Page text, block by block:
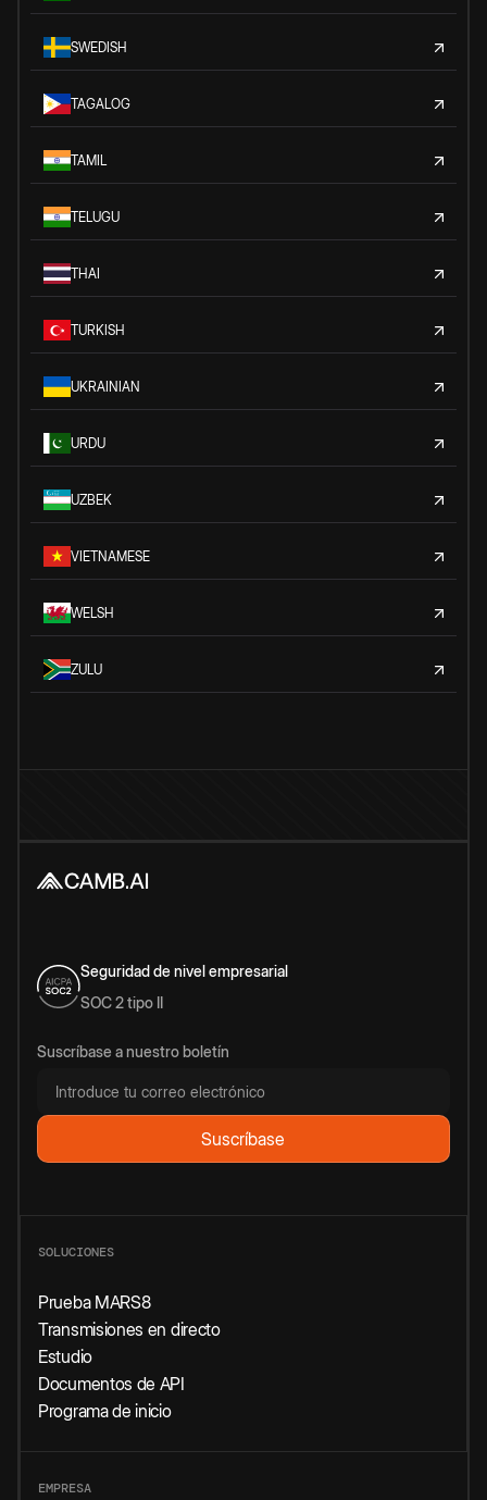
SWEDISH
TAGALOG
TAMIL
TELUGU
THAI
TURKISH
UKRAINIAN
URDU
UZBEK
VIETNAMESE
WELSH
ZULU
Seguridad de nivel empresarial
SOC 2 tipo II
Suscríbase a nuestro boletín
SOLUCIONES
Prueba MARS8
Transmisiones en directo
Estudio
Documentos de API
Programa de inicio
EMPRESA